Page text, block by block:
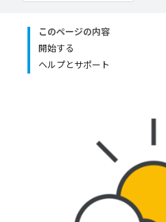
このページの内容
開始する
ヘルプとサポート